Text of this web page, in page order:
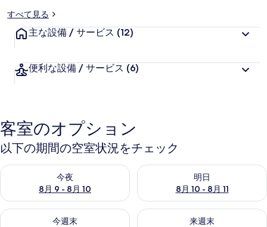
ニ
ャ
ラ
リ
ー
件
口
ミ
すべて見る
主な設備 / サービス (12)
便利な設備 / サービス (6)
客室のオプション
以下の期間の空室状況をチェック
今夜
8月 9 - 8月 10
今夜 8月 9 - 8月 10 の空室状況をチェック
明日
8月 10 - 8月 11
明日 8月 10 - 8月 11 の空室状
今週末
今週末 8月 14 - 8月 16 の空室状況をチェック
来週末
来週末 8月 21 - 8月 23 の空室